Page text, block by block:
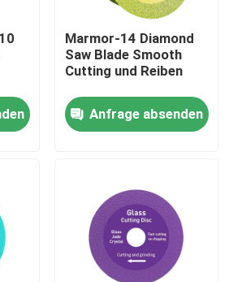
Bit
Marmor-14 Diamond
Saw Blade Smooth
Cutting und Reiben
Anfrage absenden